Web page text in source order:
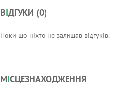
ВІДГУКИ (0)
Поки що ніхто не залишав відгуків.
МІСЦЕЗНАХОДЖЕННЯ